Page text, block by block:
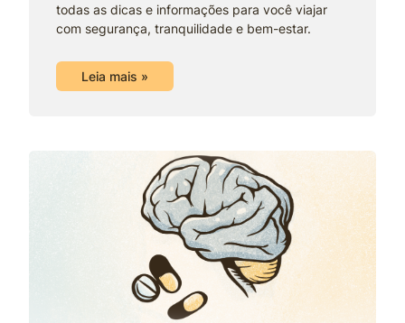
todas as dicas e informações para você viajar
com segurança, tranquilidade e bem-estar.
Leia mais »